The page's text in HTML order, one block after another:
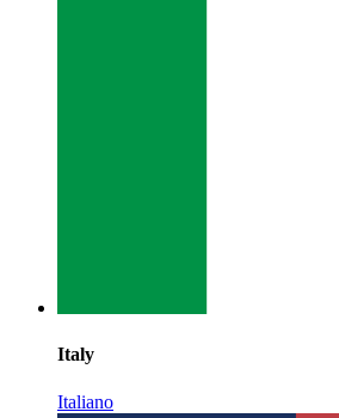
Italy
Italiano